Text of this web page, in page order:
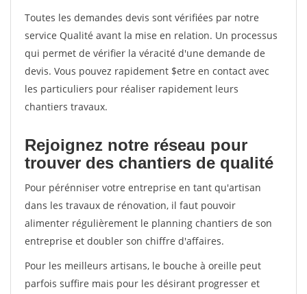
Toutes les demandes devis sont vérifiées par notre
service Qualité avant la mise en relation. Un processus
qui permet de vérifier la véracité d'une demande de
devis. Vous pouvez rapidement $etre en contact avec
les particuliers pour réaliser rapidement leurs
chantiers travaux.
Rejoignez notre réseau pour
trouver des chantiers de qualité
Pour pérénniser votre entreprise en tant qu'artisan
dans les travaux de rénovation, il faut pouvoir
alimenter régulièrement le planning chantiers de son
entreprise et doubler son chiffre d'affaires.
Pour les meilleurs artisans, le bouche à oreille peut
parfois suffire mais pour les désirant progresser et